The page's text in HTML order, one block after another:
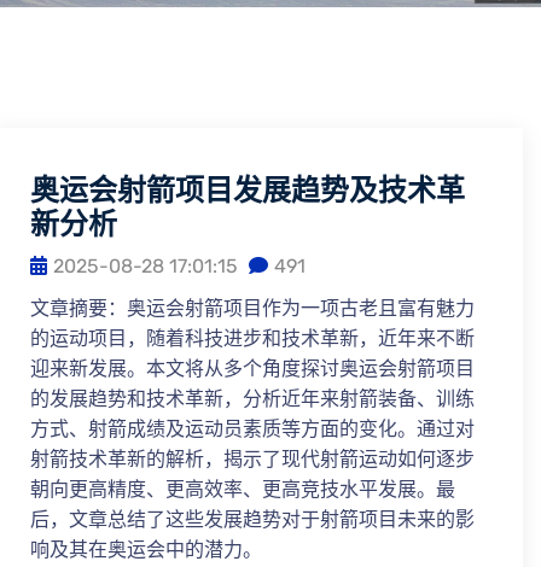
奥运会射箭项目发展趋势及技术革
新分析
2025-08-28 17:01:15
491
文章摘要：奥运会射箭项目作为一项古老且富有魅力
的运动项目，随着科技进步和技术革新，近年来不断
迎来新发展。本文将从多个角度探讨奥运会射箭项目
的发展趋势和技术革新，分析近年来射箭装备、训练
方式、射箭成绩及运动员素质等方面的变化。通过对
射箭技术革新的解析，揭示了现代射箭运动如何逐步
朝向更高精度、更高效率、更高竞技水平发展。最
后，文章总结了这些发展趋势对于射箭项目未来的影
响及其在奥运会中的潜力。